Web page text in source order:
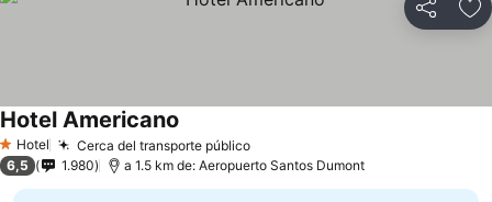
Compartir
1 Estrellas
Hotel Cerca del transporte público
Hotel Americano
6,5 1.980 a 1.5 km de: Aeropuerto Santos Dumont